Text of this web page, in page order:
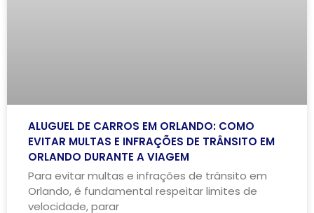
ALUGUEL DE CARROS EM ORLANDO: COMO
EVITAR MULTAS E INFRAÇÕES DE TRÂNSITO EM
ORLANDO DURANTE A VIAGEM
Para evitar multas e infrações de trânsito em
Orlando, é fundamental respeitar limites de
velocidade, parar